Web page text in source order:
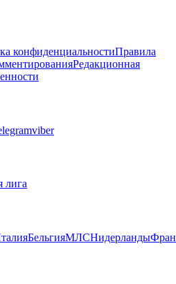
конфиденциальностиПравила
Редакционная
viber
лига
БельгияМЛСНидерланды